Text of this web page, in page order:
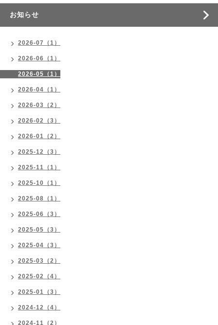
お知らせ
2026-07（1）
2026-06（1）
2026-05（1）
2026-04（1）
2026-03（2）
2026-02（3）
2026-01（2）
2025-12（3）
2025-11（1）
2025-10（1）
2025-08（1）
2025-06（3）
2025-05（3）
2025-04（3）
2025-03（2）
2025-02（4）
2025-01（3）
2024-12（4）
2024-11（2）